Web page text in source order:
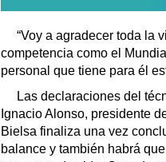
“Voy a agradecer toda la
competencia como el
personal que tiene para él
Las declaraciones del
Ignacio Alonso, presidente
Bielsa finaliza una vez
balance y también habrá